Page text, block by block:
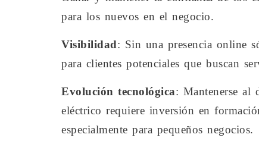
para los nuevos en el negocio.
Visibilidad: Sin una presencia online
para clientes potenciales que buscan
Evolución tecnológica: Mantenerse al
eléctrico requiere inversión en
especialmente para pequeños negocios.